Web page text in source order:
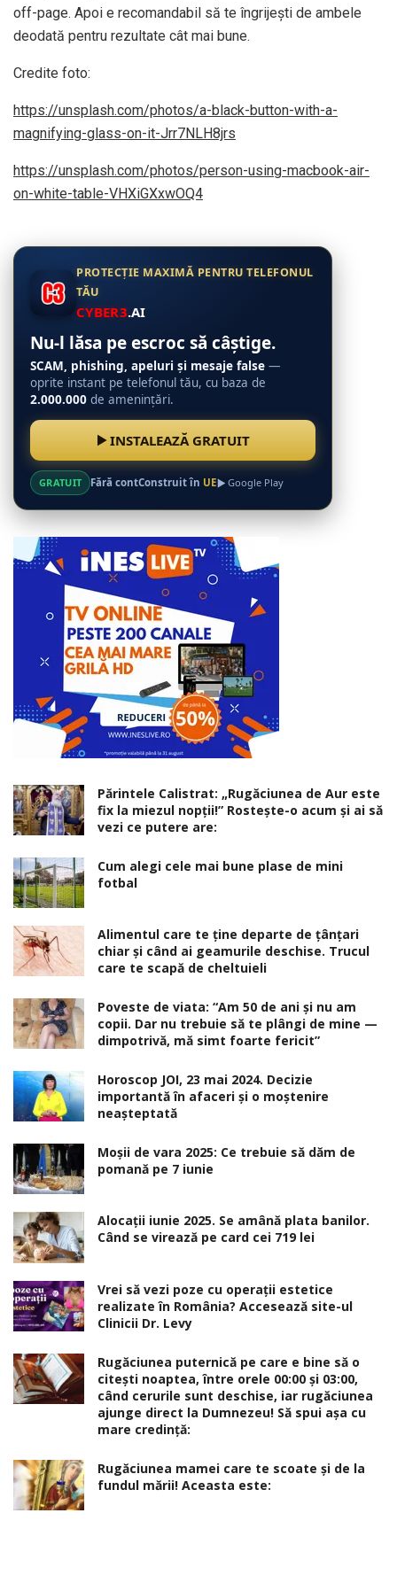
off-page. Apoi e recomandabil să te îngrijești de ambele
deodată pentru rezultate cât mai bune.
Credite foto:
https://unsplash.com/photos/a-black-button-with-a-
magnifying-glass-on-it-Jrr7NLH8jrs
https://unsplash.com/photos/person-using-macbook-air-
on-white-table-VHXiGXxwOQ4
PROTECȚIE MAXIMĂ PENTRU TELEFONUL
TĂU
CYBER3.AI
Nu-l lăsa pe escroc să câștige.
SCAM, phishing, apeluri și mesaje false —
oprite instant pe telefonul tău, cu baza de
2.000.000 de amenințări.
INSTALEAZĂ GRATUIT
GRATUIT Fără contConstruit în UE Google Play
Părintele Calistrat: „Rugăciunea de Aur este
fix la miezul nopţii!” Rosteşte-o acum şi ai să
vezi ce putere are:
Cum alegi cele mai bune plase de mini
fotbal
Alimentul care te ține departe de țânțari
chiar și când ai geamurile deschise. Trucul
care te scapă de cheltuieli
Poveste de viata: “Am 50 de ani și nu am
copii. Dar nu trebuie să te plângi de mine —
dimpotrivă, mă simt foarte fericit”
Horoscop JOI, 23 mai 2024. Decizie
importantă în afaceri şi o moştenire
neaşteptată
Moșii de vara 2025: Ce trebuie să dăm de
pomană pe 7 iunie
Alocaţii iunie 2025. Se amână plata banilor.
Când se virează pe card cei 719 lei
Vrei să vezi poze cu operații estetice
realizate în România? Accesează site-ul
Clinicii Dr. Levy
Rugăciunea puternică pe care e bine să o
citești noaptea, între orele 00:00 și 03:00,
când cerurile sunt deschise, iar rugăciunea
ajunge direct la Dumnezeu! Să spui așa cu
mare credință:
Rugăciunea mamei care te scoate şi de la
fundul mării! Aceasta este: